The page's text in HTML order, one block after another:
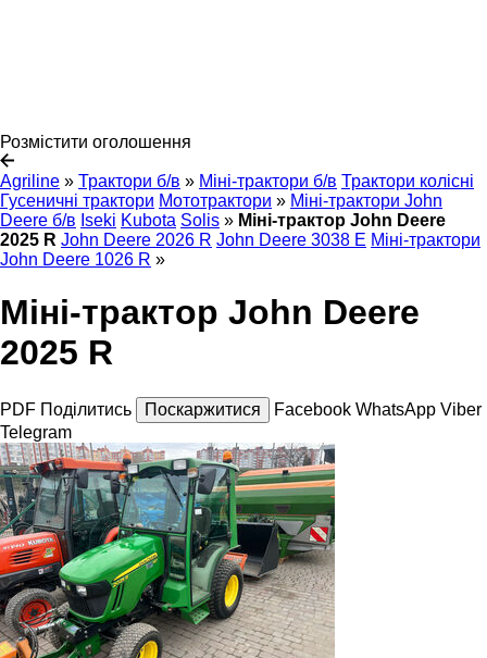
Розмістити оголошення
Agriline » Трактори б/в » Міні-трактори б/в Трактори колісні
Гусеничні трактори Мототрактори » Міні-трактори John
Deere б/в Iseki Kubota Solis » Міні-трактор John Deere
2025 R John Deere 2026 R John Deere 3038 E Міні-трактори
John Deere 1026 R »
Міні-трактор John Deere
2025 R
PDF Поділитись Поскаржитися Facebook WhatsApp Viber
Telegram